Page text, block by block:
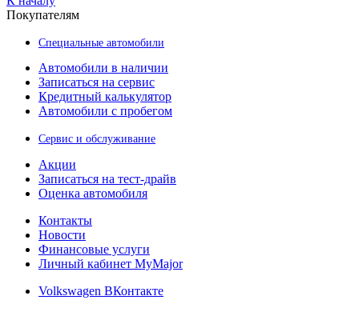
Покупателям
Специальные автомобили
Автомобили в наличии
Записаться на сервис
Кредитный калькулятор
Автомобили с пробегом
Сервис и обслуживание
Акции
Записаться на тест-драйв
Оценка автомобиля
Контакты
Новости
Финансовые услуги
Личный кабинет MyMajor
Volkswagen ВКонтакте